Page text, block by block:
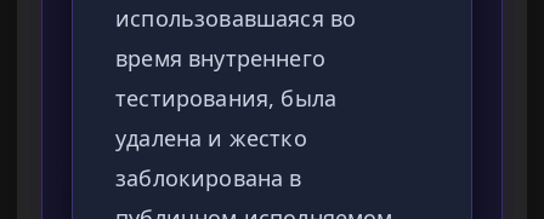
использовавшаяся во
время внутреннего
тестирования, была
удалена и жестко
заблокирована в